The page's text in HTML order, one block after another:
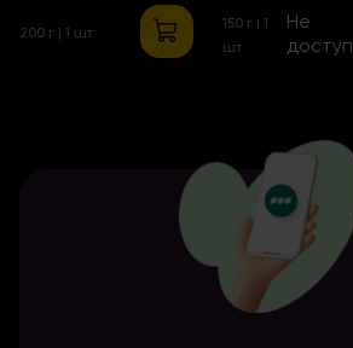
200 г | 1 шт
вишнею
150 г | 1
шт
Не